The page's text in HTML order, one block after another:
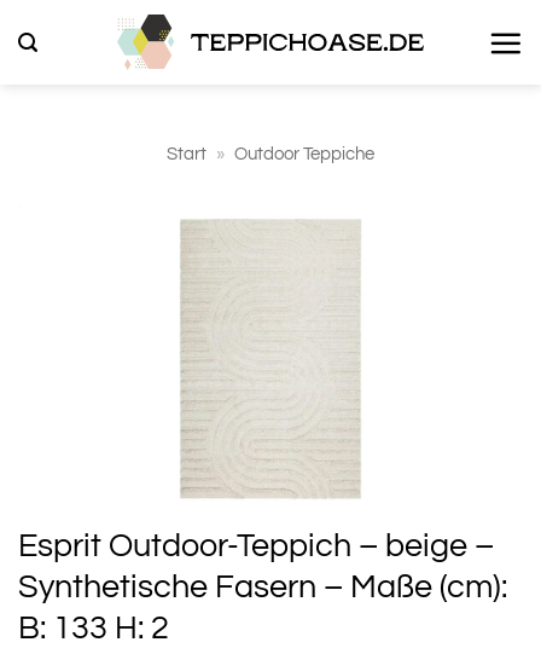
Inhalt
Start » Outdoor Teppiche
Esprit Outdoor-Teppich – beige –
Synthetische Fasern – Maße (cm):
B: 133 H: 2